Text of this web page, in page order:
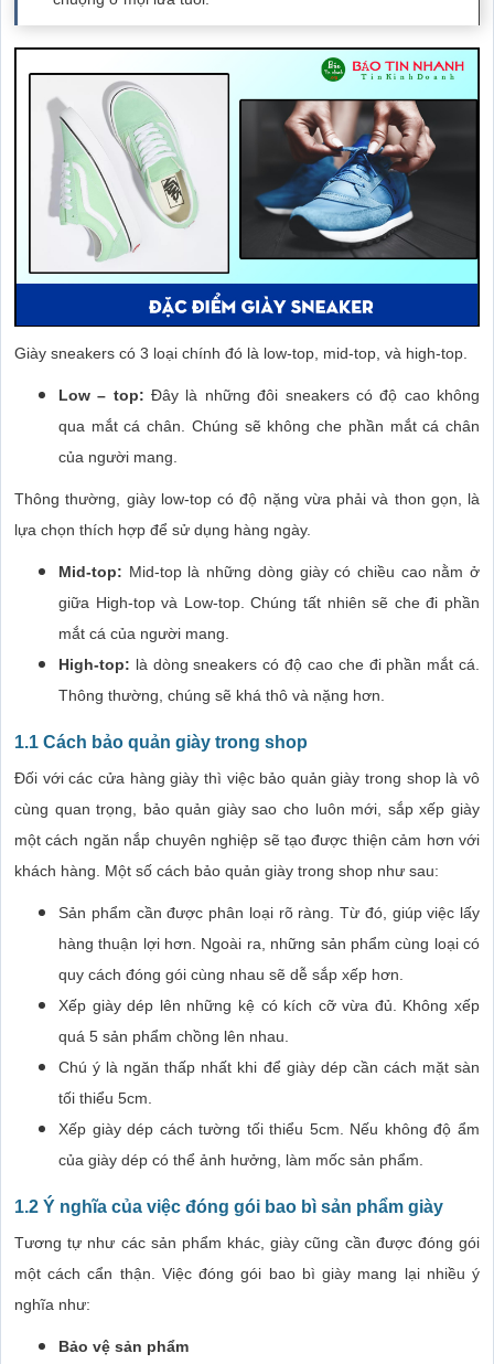
Giày sneakers có 3 loại chính đó là low-top, mid-top, và high-top.
Low – top: Đây là những đôi sneakers có độ cao không
qua mắt cá chân. Chúng sẽ không che phần mắt cá chân
của người mang.
Thông thường, giày low-top có độ nặng vừa phải và thon gọn, là
lựa chọn thích hợp để sử dụng hàng ngày.
Mid-top: Mid-top là những dòng giày có chiều cao nằm ở
giữa High-top và Low-top. Chúng tất nhiên sẽ che đi phần
mắt cá của người mang.
High-top: là dòng sneakers có độ cao che đi phần mắt cá.
Thông thường, chúng sẽ khá thô và nặng hơn.
1.1 Cách bảo quản giày trong shop
Đối với các cửa hàng giày thì việc bảo quản giày trong shop là vô
cùng quan trọng, bảo quản giày sao cho luôn mới, sắp xếp giày
một cách ngăn nắp chuyên nghiệp sẽ tạo được thiện cảm hơn với
khách hàng. Một số cách bảo quản giày trong shop như sau:
Sản phẩm cần được phân loại rõ ràng. Từ đó, giúp việc lấy
hàng thuận lợi hơn. Ngoài ra, những sản phẩm cùng loại có
quy cách đóng gói cùng nhau sẽ dễ sắp xếp hơn.
Xếp giày dép lên những kệ có kích cỡ vừa đủ. Không xếp
quá 5 sản phẩm chồng lên nhau.
Chú ý là ngăn thấp nhất khi để giày dép cần cách mặt sàn
tối thiểu 5cm.
Xếp giày dép cách tường tối thiểu 5cm. Nếu không độ ẩm
của giày dép có thể ảnh hưởng, làm mốc sản phẩm.
1.2 Ý nghĩa của việc đóng gói bao bì sản phẩm giày
Tương tự như các sản phẩm khác, giày cũng cần được đóng gói
một cách cẩn thận. Việc đóng gói bao bì giày mang lại nhiều ý
nghĩa như:
Bảo vệ sản phẩm